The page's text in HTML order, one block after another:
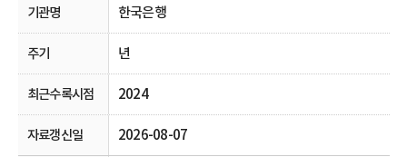
한국은행
년
2024
2026-08-07